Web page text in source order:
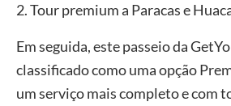
2. Tour premium a Paracas e
Em seguida, este passeio da
classificado como uma opção
um serviço mais completo e com